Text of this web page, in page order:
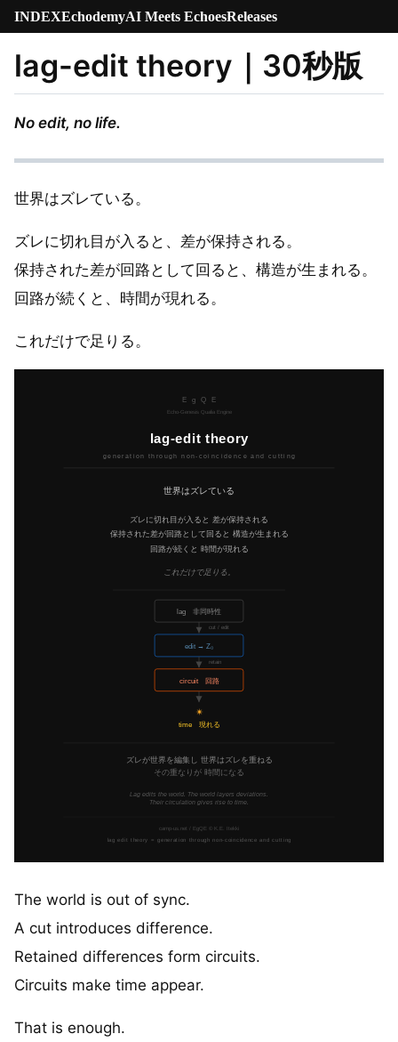
INDEXEchodemyAI Meets EchoesReleases
lag-edit theory｜30秒版
No edit, no life.
世界はズレている。
ズレに切れ目が入ると、差が保持される。
保持された差が回路として回ると、構造が生まれる。
回路が続くと、時間が現れる。
これだけで足りる。
The world is out of sync.
A cut introduces difference.
Retained differences form circuits.
Circuits make time appear.
That is enough.